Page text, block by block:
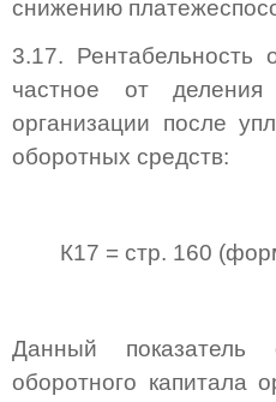
снижению
3.17. Рентабельность
частное от
организации после
оборотных средств:
К17 = стр. 160
Данный показатель
оборотного капитала